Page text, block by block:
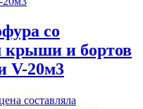
со
крыши и бортов
V-20м3
составляла